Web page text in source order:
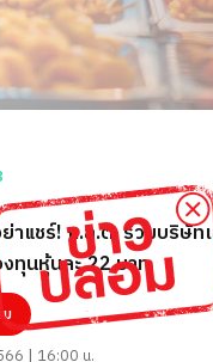
าแชร์! ก.ล.ต. ร่วมบริษัท
ทุนหุ้นละ 22 บาท
ม
| 16:00 น.